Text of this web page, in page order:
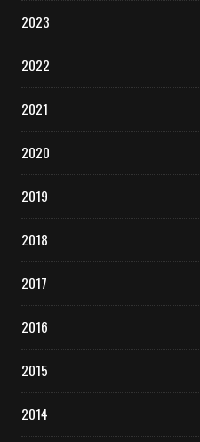
2023
2022
2021
2020
2019
2018
2017
2016
2015
2014